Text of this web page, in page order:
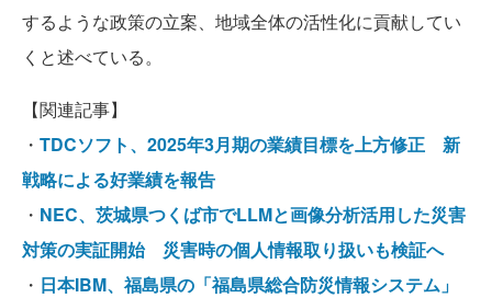
するような政策の立案、地域全体の活性化に貢献してい
くと述べている。
【関連記事】
・ TDCソフト、2025年3月期の業績目標を上方修正 新
戦略による好業績を報告
・ NEC、茨城県つくば市でLLMと画像分析活用した災害
対策の実証開始 災害時の個人情報取り扱いも検証へ
・ 日本IBM、福島県の「福島県総合防災情報システム」